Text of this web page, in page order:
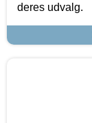
deres udvalg.